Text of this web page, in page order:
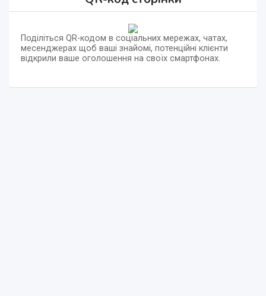
Поділіться QR-кодом в соціальних мережах, чатах,
месенджерах щоб ваші знайомі, потенційні клієнти
відкрили ваше оголошення на своїх смартфонах.